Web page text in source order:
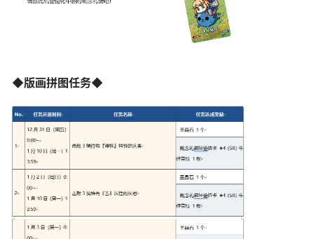
◆版画拼图任务◆